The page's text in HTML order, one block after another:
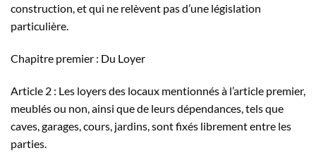
construction, et qui ne relèvent pas d’une législation
particulière.
Chapitre premier : Du Loyer
Article 2 : Les loyers des locaux mentionnés à l’article premier,
meublés ou non, ainsi que de leurs dépendances, tels que
caves, garages, cours, jardins, sont fixés librement entre les
parties.